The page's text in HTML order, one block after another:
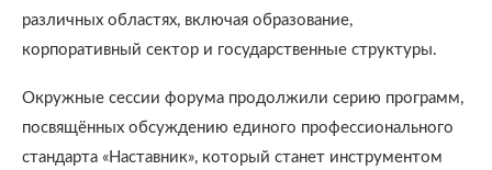
различных областях, включая образование,
корпоративный сектор и государственные структуры.
Окружные сессии форума продолжили серию программ,
посвящённых обсуждению единого профессионального
стандарта «Наставник», который станет инструментом